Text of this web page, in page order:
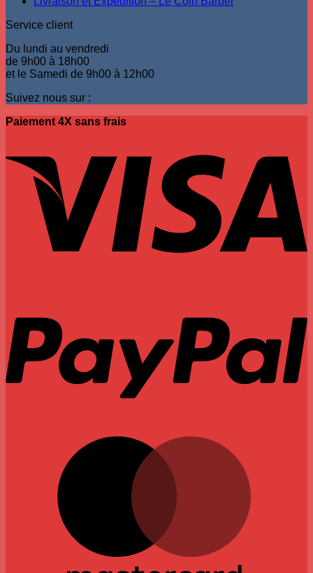
Service client
Du lundi au vendredi
de 9h00 à 18h00
et le Samedi de 9h00 à 12h00
Suivez nous sur :
Paiement 4X sans frais